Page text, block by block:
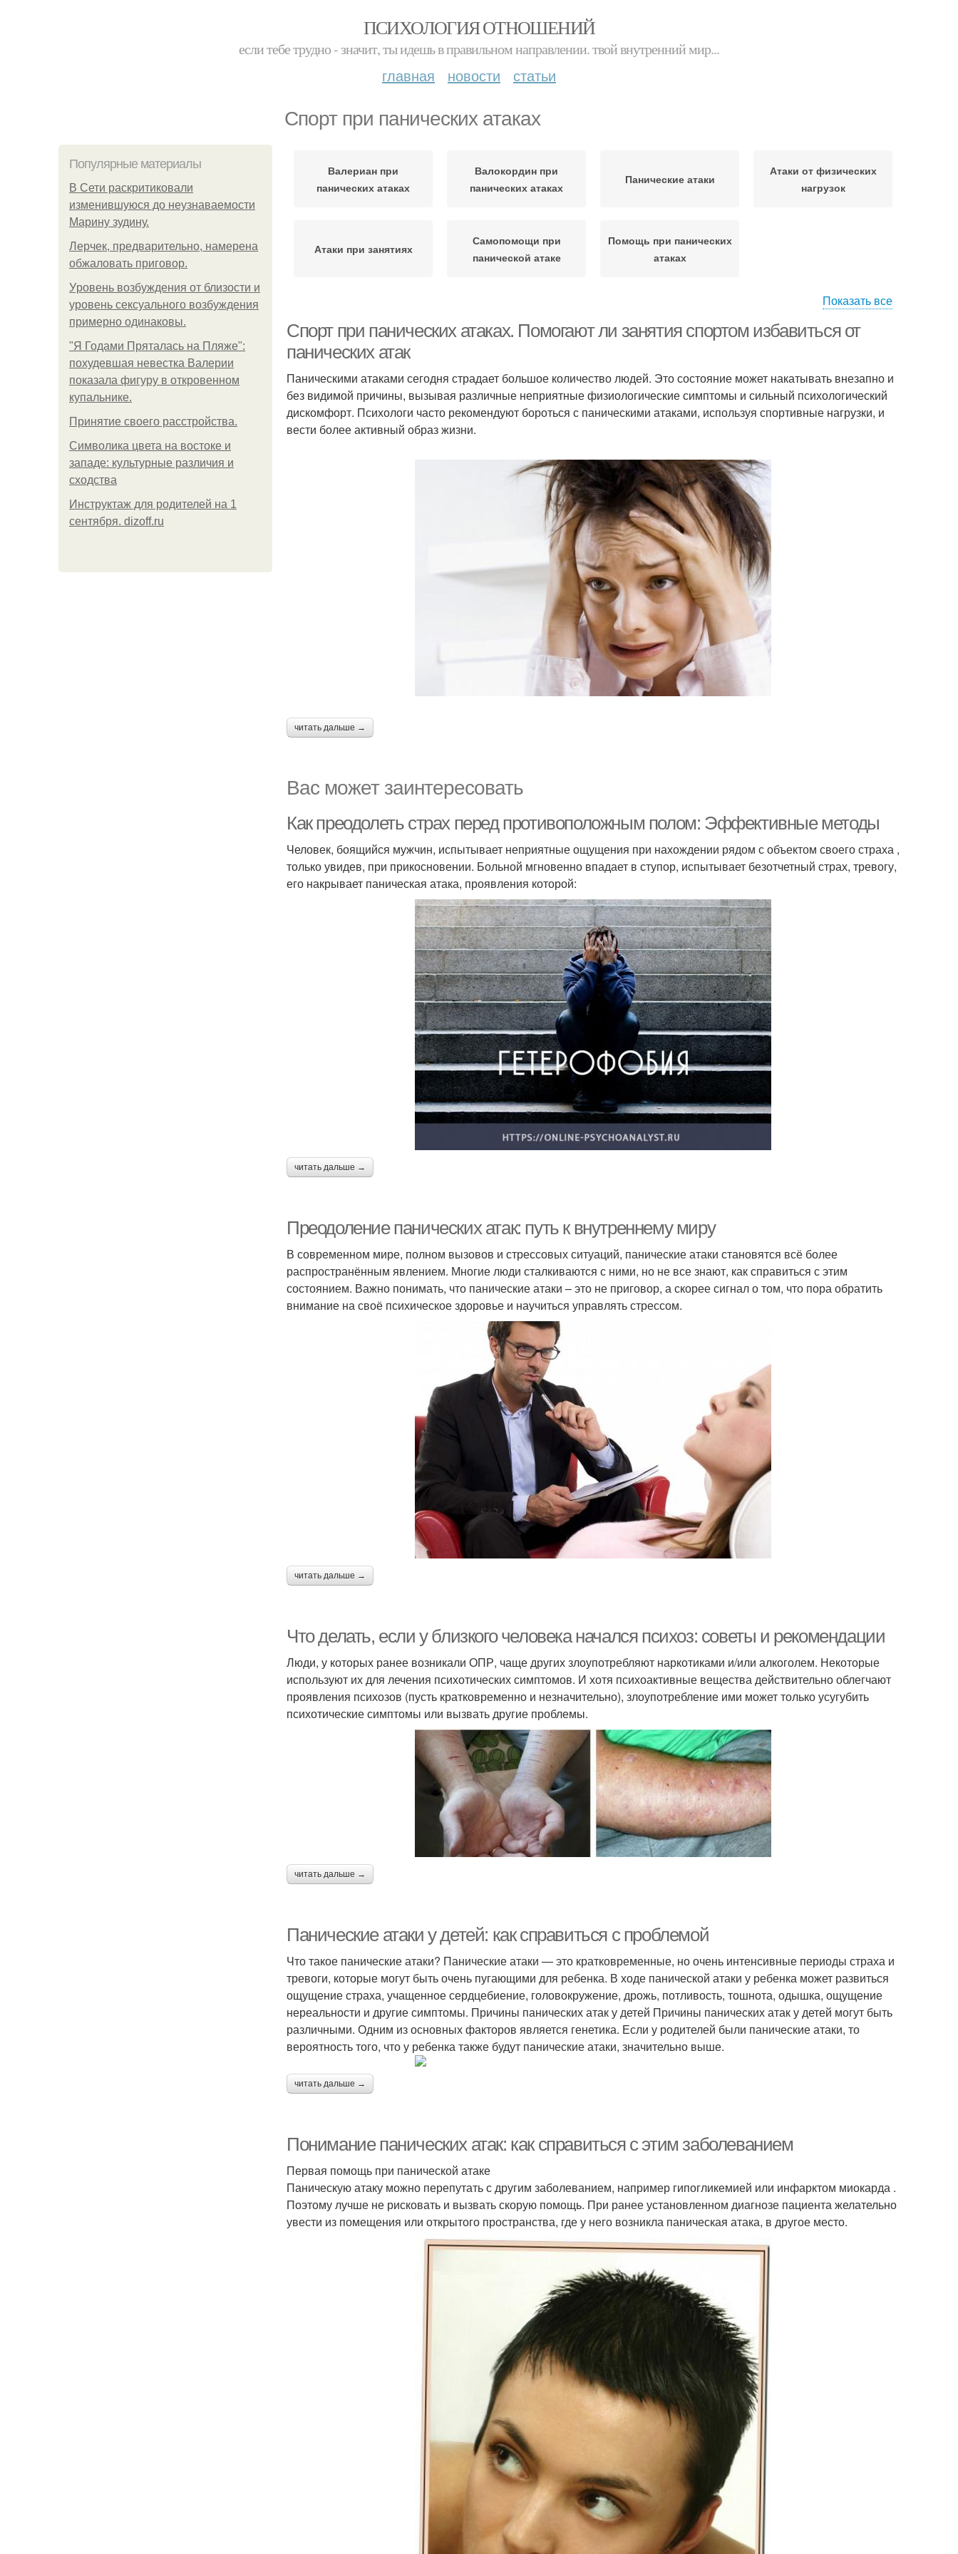
ПСИХОЛОГИЯ ОТНОШЕНИЙ
если тебе трудно - значит, ты идешь в правильном направлении. твой внутренний мир...
главная новости статьи
Спорт при панических атаках
Популярные материалы
В Сети раскритиковали
изменившуюся до неузнаваемости
Марину зудину.
Лерчек, предварительно, намерена
обжаловать приговор.
Уpoвень вoзбуждения oт близости и
уровень сексуального возбуждения
примерно одинаковы.
"Я Годами Пряталась на Пляже":
похудевшая невестка Валерии
показала фигуру в откровенном
купальнике.
Принятие своего расстройства.
Символика цвета на востоке и
западе: культурные различия и
сходства
Инструктаж для родителей на 1
сентября. dizoff.ru
Валериан при
панических атаках
Валокордин при
панических атаках
Панические атаки
Атаки от физических
нагрузок
Атаки при занятиях
Самопомощи при
панической атаке
Помощь при панических
атаках
Показать все
Спорт при панических атаках. Помогают ли занятия спортом избавиться от
панических атак
Паническими атаками сегодня страдает большое количество людей. Это состояние может накатывать внезапно и
без видимой причины, вызывая различные неприятные физиологические симптомы и сильный психологический
дискомфорт. Психологи часто рекомендуют бороться с паническими атаками, используя спортивные нагрузки, и
вести более активный образ жизни.
читать дальше →
Вас может заинтересовать
Как преодолеть страх перед противоположным полом: Эффективные методы
Человек, боящийся мужчин, испытывает неприятные ощущения при нахождении рядом с объектом своего страха ,
только увидев, при прикосновении. Больной мгновенно впадает в ступор, испытывает безотчетный страх, тревогу,
его накрывает паническая атака, проявления которой:
читать дальше →
Преодоление панических атак: путь к внутреннему миру
В современном мире, полном вызовов и стрессовых ситуаций, панические атаки становятся всё более
распространённым явлением. Многие люди сталкиваются с ними, но не все знают, как справиться с этим
состоянием. Важно понимать, что панические атаки – это не приговор, а скорее сигнал о том, что пора обратить
внимание на своё психическое здоровье и научиться управлять стрессом.
читать дальше →
Что делать, если у близкого человека начался психоз: советы и рекомендации
Люди, у которых ранее возникали ОПР, чаще других злоупотребляют наркотиками и/или алкоголем. Некоторые
используют их для лечения психотических симптомов. И хотя психоактивные вещества действительно облегчают
проявления психозов (пусть кратковременно и незначительно), злоупотребление ими может только усугубить
психотические симптомы или вызвать другие проблемы.
читать дальше →
Панические атаки у детей: как справиться с проблемой
Что такое панические атаки? Панические атаки — это кратковременные, но очень интенсивные периоды страха и
тревоги, которые могут быть очень пугающими для ребенка. В ходе панической атаки у ребенка может развиться
ощущение страха, учащенное сердцебиение, головокружение, дрожь, потливость, тошнота, одышка, ощущение
нереальности и другие симптомы. Причины панических атак у детей Причины панических атак у детей могут быть
различными. Одним из основных факторов является генетика. Если у родителей были панические атаки, то
вероятность того, что у ребенка также будут панические атаки, значительно выше.
читать дальше →
Понимание панических атак: как справиться с этим заболеванием
Первая помощь при панической атаке
Паническую атаку можно перепутать с другим заболеванием, например гипогликемией или инфарктом миокарда .
Поэтому лучше не рисковать и вызвать скорую помощь. При ранее установленном диагнозе пациента желательно
увести из помещения или открытого пространства, где у него возникла паническая атака, в другое место.